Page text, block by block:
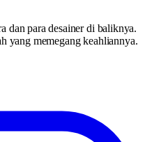
dan para desainer di baliknya.
yang memegang keahliannya.